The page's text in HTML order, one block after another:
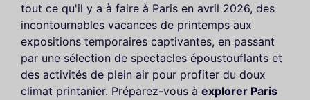
tout ce qu'il y a à faire à Paris en avril 2026, des
incontournables vacances de printemps aux
expositions temporaires captivantes, en passant
par une sélection de spectacles époustouflants et
des activités de plein air pour profiter du doux
climat printanier. Préparez-vous à explorer Paris